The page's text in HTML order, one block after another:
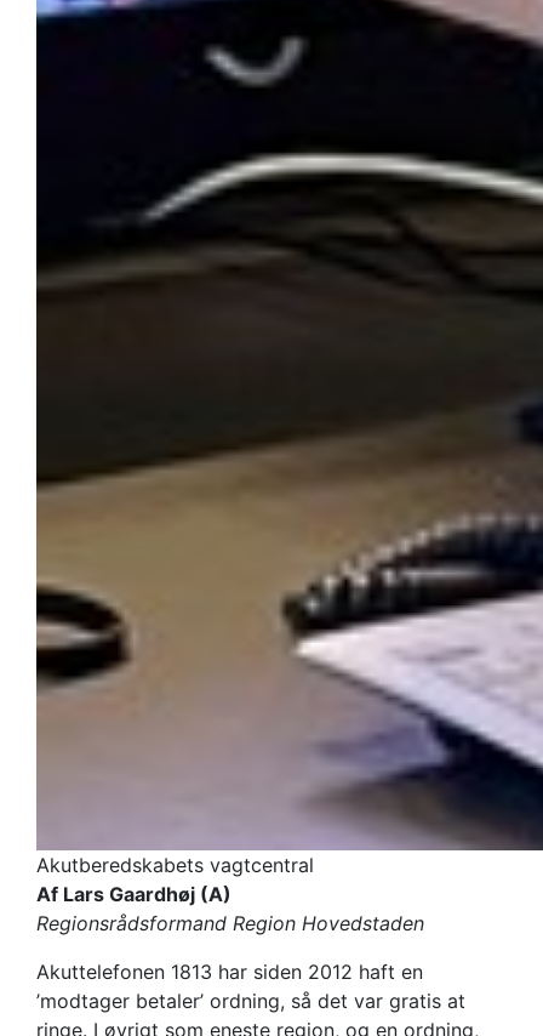
Akutberedskabets vagtcentral
Af Lars Gaardhøj (A)
Regionsrådsformand Region Hovedstaden
Akuttelefonen 1813 har siden 2012 haft en
’modtager betaler’ ordning, så det var gratis at
ringe. I øvrigt som eneste region, og en ordning,